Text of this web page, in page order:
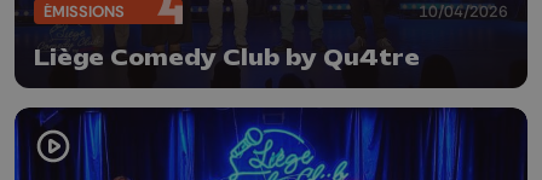
ÉMISSIONS 10/04/2026
Liège Comedy Club by Qu4tre